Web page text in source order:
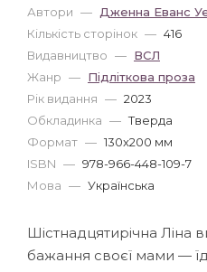
Автори — Дженна Еванс
Кількість сторінок — 416
Видавництво — ВСЛ
Жанр — Підліткова проза
Рік видання — 2023
Обкладинка — Тверда
Формат — 130x200 мм
ISBN — 978-966-448-109-7
Мова — Українська
Шістнадцятирічна Ліна
бажання своєї мами —